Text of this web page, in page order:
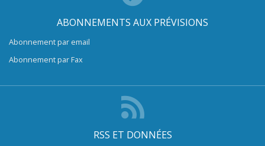
ABONNEMENTS AUX PRÉVISIONS
Abonnement par email
Abonnement par Fax
RSS ET DONNÉES